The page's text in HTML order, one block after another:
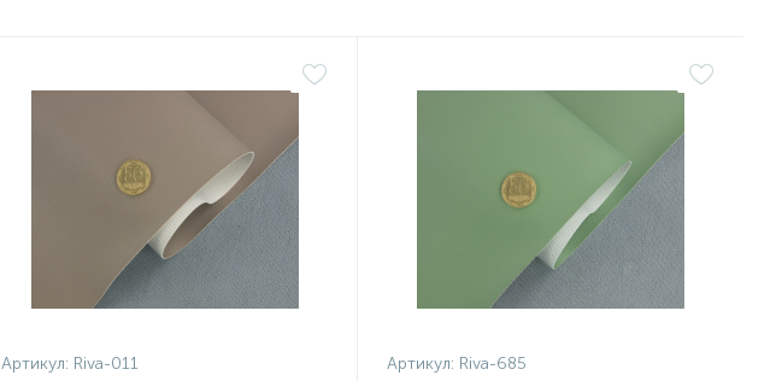
Артикул: Riva-011 Артикул: Riva-685